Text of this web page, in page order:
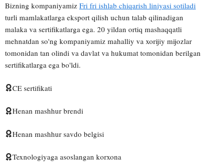
Bizning kompaniyamiz Fri fri ishlab chiqarish liniyasi sotiladi
turli mamlakatlarga eksport qilish uchun talab qilinadigan
malaka va sertifikatlarga ega. 20 yildan ortiq mashaqqatli
mehnatdan so'ng kompaniyamiz mahalliy va xorijiy mijozlar
tomonidan tan olindi va davlat va hukumat tomonidan berilgan
sertifikatlarga ega bo'ldi.
CE sertifikati
Henan mashhur brendi
Henan mashhur savdo belgisi
Texnologiyaga asoslangan korxona